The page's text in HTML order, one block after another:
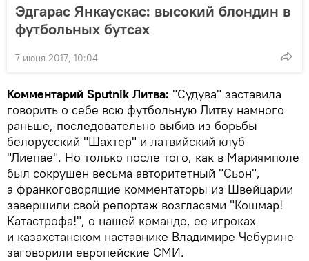
Эдгарас Янкаускас: высокий блондин в
футбольных бутсах
7 июня 2017, 10:04
Комментарий Sputnik Литва: "Судува" заставила
говорить о себе всю футбольную Литву намного
раньше, последовательно выбив из борьбы
белорусский "Шахтер" и латвийский клуб
"Лиепае". Но только после того, как в Мариямполе
был сокрушен весьма авторитетный "Сьон",
а франкоговорящие комментаторы из Швейцарии
завершили свой репортаж возгласами "Кошмар!
Катастрофа!", о нашей команде, ее игроках
и казахстанском наставнике Владимире Чебурине
заговорили европейские СМИ.